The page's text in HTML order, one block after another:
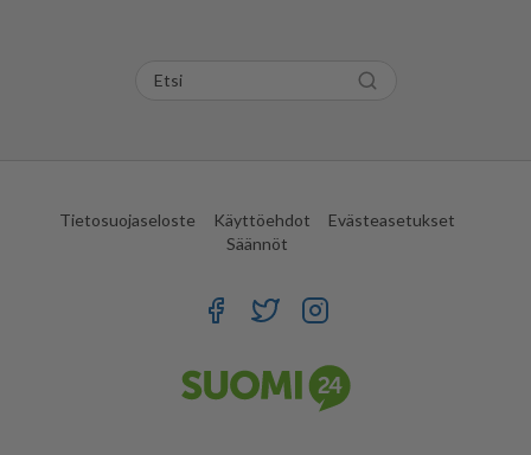
Tietosuojaseloste Käyttöehdot
Evästeasetukset
Säännöt